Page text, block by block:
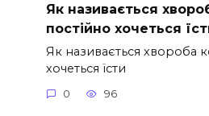
Як називається
постійно хочеться
Як називається хвороба
хочеться їсти
0 96